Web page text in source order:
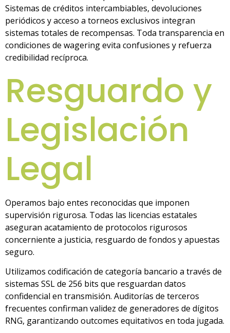
Sistemas de créditos intercambiables, devoluciones
periódicos y acceso a torneos exclusivos integran
sistemas totales de recompensas. Toda transparencia en
condiciones de wagering evita confusiones y refuerza
credibilidad recíproca.
Resguardo y
Legislación
Legal
Operamos bajo entes reconocidas que imponen
supervisión rigurosa. Todas las licencias estatales
aseguran acatamiento de protocolos rigurosos
concerniente a justicia, resguardo de fondos y apuestas
seguro.
Utilizamos codificación de categoría bancario a través de
sistemas SSL de 256 bits que resguardan datos
confidencial en transmisión. Auditorías de terceros
frecuentes confirman validez de generadores de dígitos
RNG, garantizando outcomes equitativos en toda jugada.